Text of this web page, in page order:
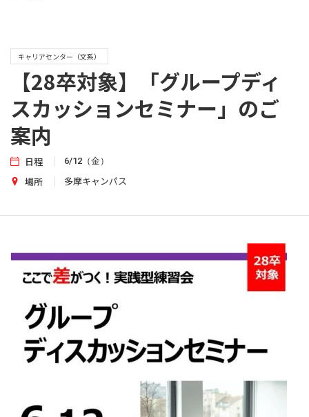
キャリアセンター（文系）
【28卒対象】「グループディ
スカッションセミナー」のご
案内
日程 6/12（金）
場所 多摩キャンパス